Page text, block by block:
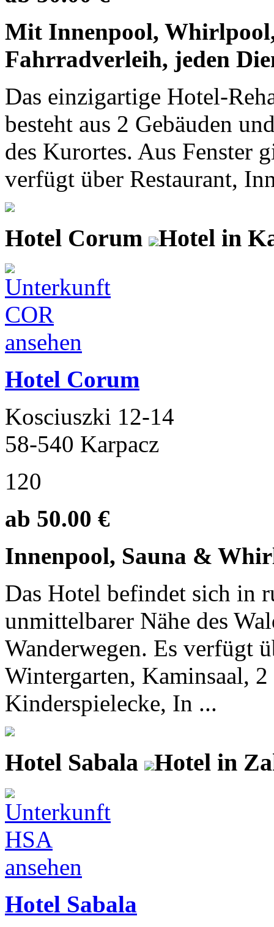
Mit Innenpool,
Fahrradverleih, jeden
Das einzigartige Hotel-
besteht aus 2 Gebäuden
des Kurortes. Aus Fenster
verfügt über Restaurant,
Hotel Corum Hotel in
Hotel Corum
Kosciuszki 12-14
58-540 Karpacz
120
ab 50.00 €
Innenpool, Sauna &
Das Hotel befindet sich in
unmittelbarer Nähe des
Wanderwegen. Es verfügt
Wintergarten, Kaminsaal,
Kinderspielecke, In ...
Hotel Sabala Hotel in
Hotel Sabala